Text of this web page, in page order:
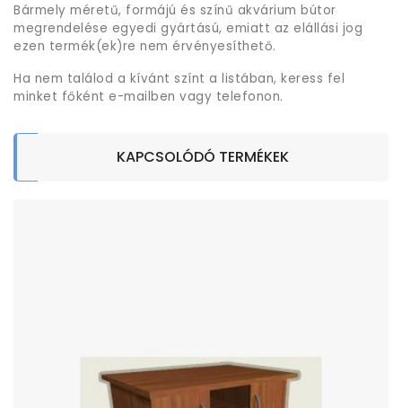
Bármely méretű, formájú és színű akvárium bútor
megrendelése egyedi gyártású, emiatt az elállási jog
ezen termék(ek)re nem érvényesíthető.
Ha nem találod a kívánt színt a listában, keress fel
minket főként e-mailben vagy telefonon.
KAPCSOLÓDÓ TERMÉKEK